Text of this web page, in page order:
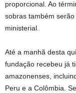
proporcional. Ao
sobras também
ministerial.
Até a manhã desta
fundação recebeu já
amazonenses,
Peru e a Colômbia.